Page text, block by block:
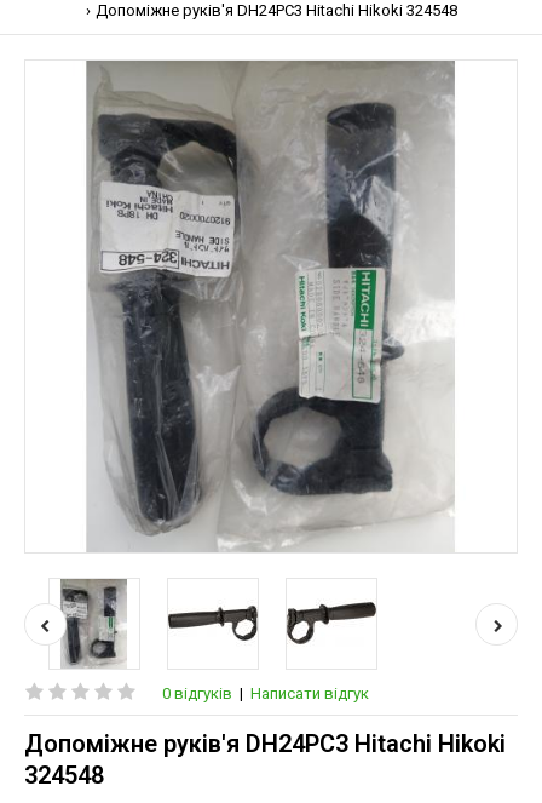
Допоміжне руків'я DH24PC3 Hitachi Hikoki 324548
0 відгуків | Написати відгук
Допоміжне руків'я DH24PC3 Hitachi Hikoki
324548